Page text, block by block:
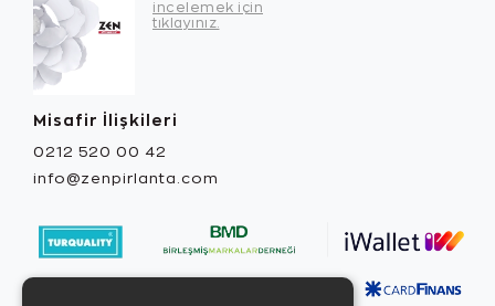
incelemek için
tıklayınız.
Misafir İlişkileri
0212 520 00 42
info@zenpirlanta.com